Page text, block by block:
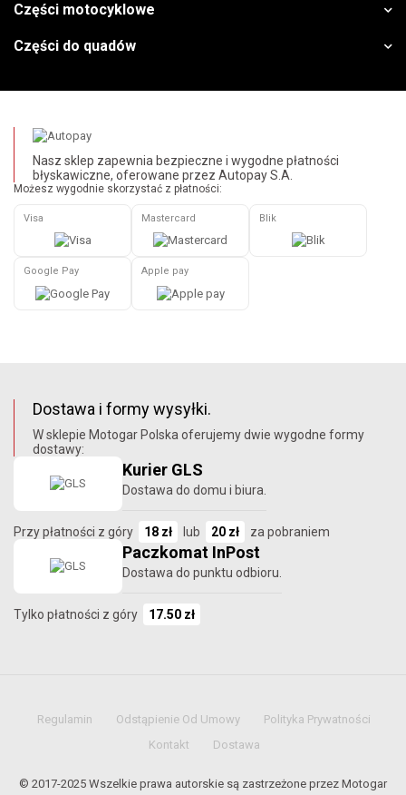
Części motocyklowe
Części do quadów
Nasz sklep zapewnia bezpieczne i wygodne płatności
błyskawiczne, oferowane przez Autopay S.A.
Możesz wygodnie skorzystać z płatności:
Visa Mastercard Blik
Google Pay Apple pay
Dostawa i formy wysyłki.
W sklepie Motogar Polska oferujemy dwie wygodne formy
dostawy:
Kurier GLS
Dostawa do domu i biura.
Przy płatności z góry 18 zł lub 20 zł za pobraniem
Paczkomat InPost
Dostawa do punktu odbioru.
Tylko płatności z góry 17.50 zł
Regulamin Odstąpienie Od Umowy
Polityka Prywatności
Kontakt
Dostawa
© 2017-2025 Wszelkie prawa autorskie są zastrzeżone przez Motogar